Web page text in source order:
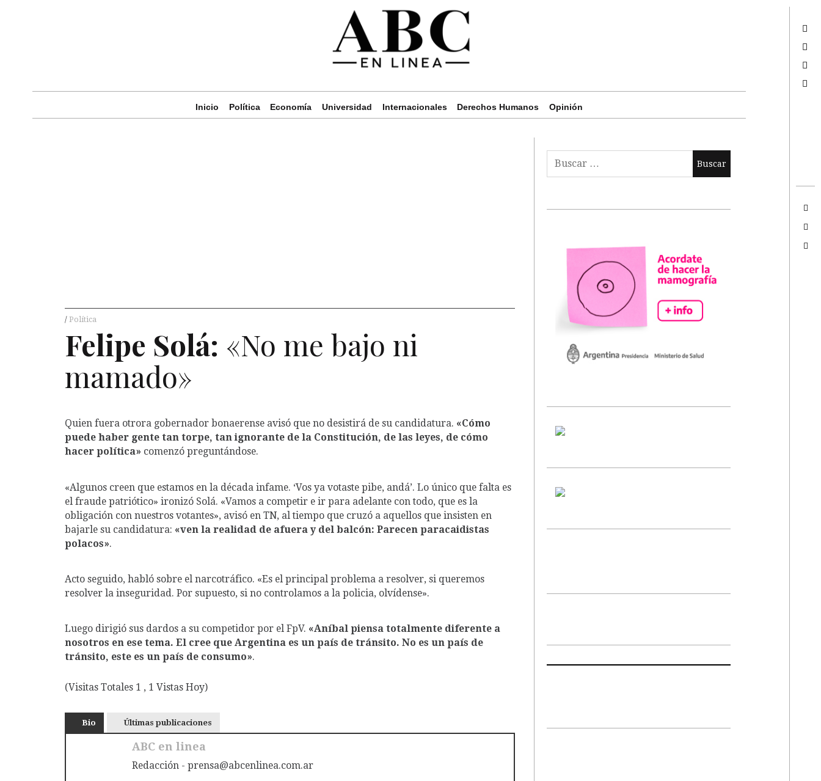
Inicio Política Economía Universidad Internacionales Derechos Humanos Opinión
Política
Felipe Solá: «No me bajo ni
mamado»
Quien fuera otrora gobernador bonaerense avisó que no desistirá de su candidatura. «Cómo
puede haber gente tan torpe, tan ignorante de la Constitución, de las leyes, de cómo
hacer política» comenzó preguntándose.
«Algunos creen que estamos en la década infame. ‘Vos ya votaste pibe, andá’. Lo único que falta es
el fraude patriótico» ironizó Solá. «Vamos a competir e ir para adelante con todo, que es la
obligación con nuestros votantes», avisó en TN, al tiempo que cruzó a aquellos que insisten en
bajarle su candidatura: «ven la realidad de afuera y del balcón: Parecen paracaidistas
polacos».
Acto seguido, habló sobre el narcotráfico. «Es el principal problema a resolver, si queremos
resolver la inseguridad. Por supuesto, si no controlamos a la policia, olvídense».
Luego dirigió sus dardos a su competidor por el FpV. «Aníbal piensa totalmente diferente a
nosotros en ese tema. El cree que Argentina es un país de tránsito. No es un país de
tránsito, este es un país de consumo».
(Visitas Totales 1 , 1 Vistas Hoy)
Bio Últimas publicaciones
ABC en linea
Redacción - prensa@abcenlinea.com.ar